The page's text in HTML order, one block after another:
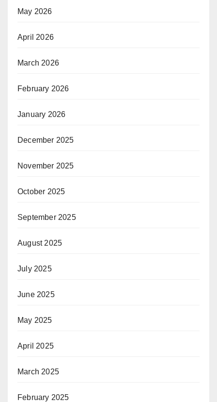
May 2026
April 2026
March 2026
February 2026
January 2026
December 2025
November 2025
October 2025
September 2025
August 2025
July 2025
June 2025
May 2025
April 2025
March 2025
February 2025